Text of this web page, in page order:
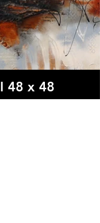
Reconnexion III 48 x 48